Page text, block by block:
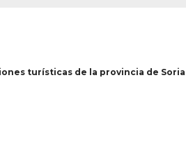
turísticas de la provincia de Soria